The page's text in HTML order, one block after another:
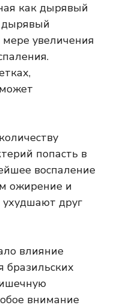
как дырявый
дырявый
увеличения
попасть в
воспаление
ожирение и
ухудшают друг
влияние
бразильских
внимание